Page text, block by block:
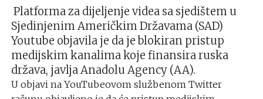
Platforma za dijeljenje videa sa sjedištem u
Sjedinjenim Američkim Državama (SAD)
Youtube objavila je da je blokiran pristup
medijskim kanalima koje finansira ruska
država, javlja Anadolu Agency (AA).
U objavi na YouTubeovom službenom Twitter